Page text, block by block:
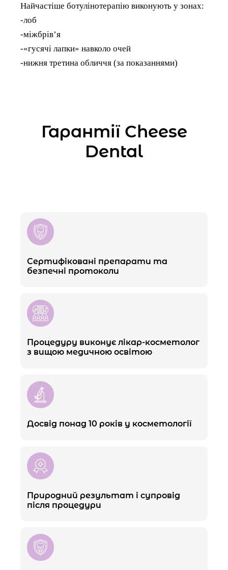
Найчастіше ботулінотерапію виконують у зонах:
-лоб
-міжбрівʼя
-«гусячі лапки» навколо очей
-нижня третина обличчя (за показаннями)
Гарантії Cheese
Dental
Сертифіковані препарати та
безпечні протоколи
Процедуру виконує лікар-косметолог
з вищою медичною освітою
Досвід понад 10 років у косметології
Природний результат і супровід
після процедури